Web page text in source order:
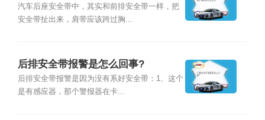
汽车后座安全带中，其实和前排安全带一样，把
安全带扯出来，肩带应该跨过胸...
后排安全带报警是怎么回事?
后排安全带报警是因为没有系好安全带：1、这个
是有感应器，那个警报器在卡...